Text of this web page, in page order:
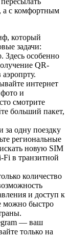
а с комфортным
который
задачи:
Здесь особенно
QR-
интернет
и
смотрите
больший пакет,
за одну поездку
региональные
новую SIM
в транзитной
количество
и доступ к
можно быстро
— ваш
только на